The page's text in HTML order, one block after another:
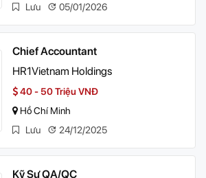
Lưu
05/01/2026
Chief Accountant
HR1Vietnam Holdings
40 - 50 Triệu VNĐ
Hồ Chí Minh
Lưu
24/12/2025
Kỹ Sư QA/QC